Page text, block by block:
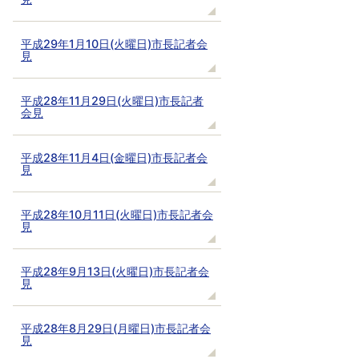
平成29年1月10日(火曜日)市長記者会
見
平成28年11月29日(火曜日)市長記者
会見
平成28年11月4日(金曜日)市長記者会
見
平成28年10月11日(火曜日)市長記者会
見
平成28年9月13日(火曜日)市長記者会
見
平成28年8月29日(月曜日)市長記者会
見